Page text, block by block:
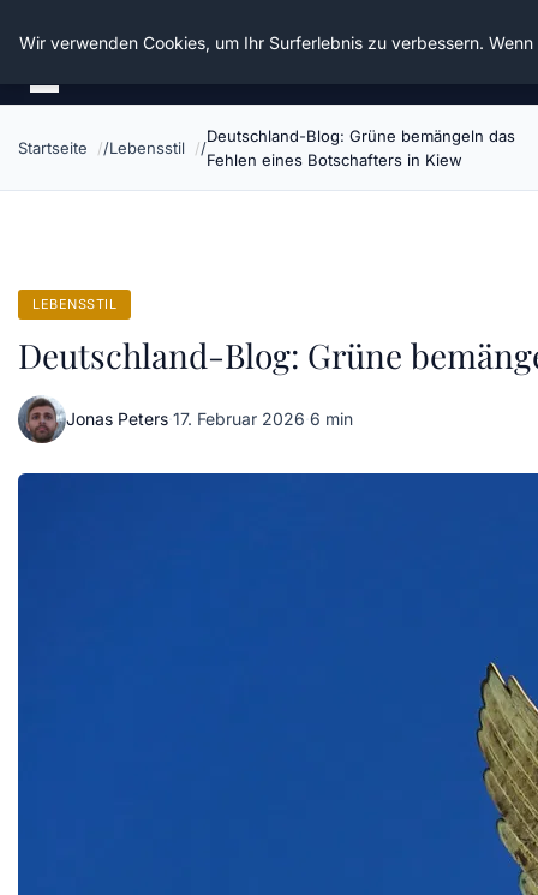
Die Schnitter
Startseite Lebensstil
Deutschland-Blog: Grüne bemängeln das
Fehlen eines Botschafters in Kiew
LEBENSSTIL
Deutschland-Blog: Grüne
Jonas Peters·17. Februar 2026·6 min
Wir verwenden Cookies, um Ihr Surferlebnis zu verbessern.